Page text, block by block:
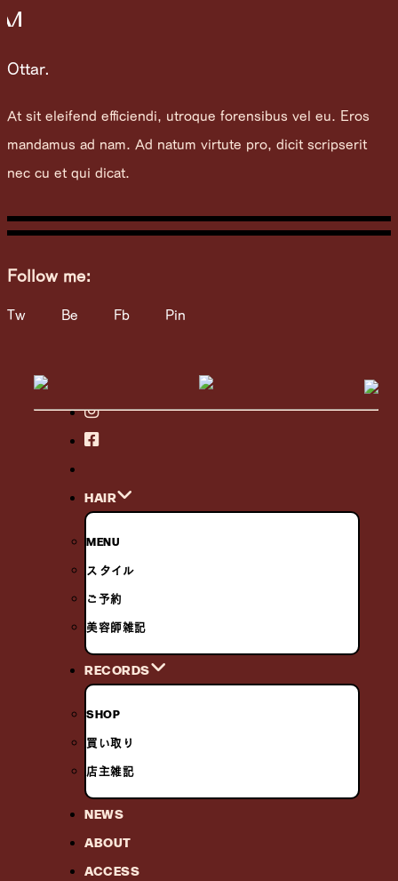
Ottar.
At sit eleifend efficiendi, utroque forensibus vel eu. Eros
mandamus ad nam. Ad natum virtute pro, dicit scripserit
nec cu et qui dicat.
Follow me:
Tw Be Fb Pin
HAIR
MENU
スタイル
ご予約
美容師雑記
RECORDS
SHOP
買い取り
店主雑記
NEWS
ABOUT
ACCESS